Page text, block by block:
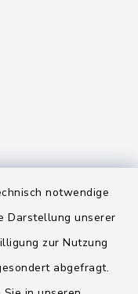
notwendige
Darstellung unserer
zur Nutzung
abgefragt.